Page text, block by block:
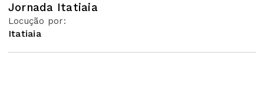
Jornada Itatiaia
Locução por:
Itatiaia